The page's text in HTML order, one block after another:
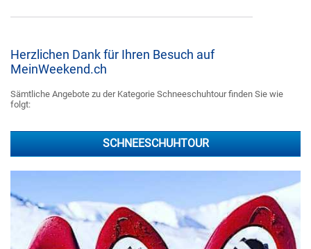
Herzlichen Dank für Ihren Besuch auf
MeinWeekend.ch
Sämtliche Angebote zu der Kategorie Schneeschuhtour finden Sie wie
folgt:
SCHNEESCHUHTOUR